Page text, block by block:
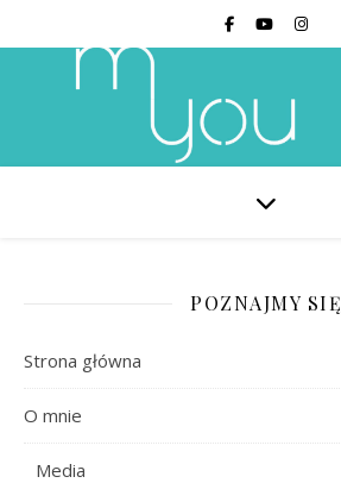
POZNAJMY SIĘ
Strona główna
O mnie
Media